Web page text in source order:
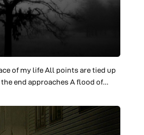
of my life All points are tied up
end approaches A flood of
tender smile for me I feel
with the universe